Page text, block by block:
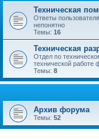
Техническая
Ответы
непонятно
Темы: 16
Техническая
Отдел по
технической работе
Темы: 8
Архив форума
Темы: 52